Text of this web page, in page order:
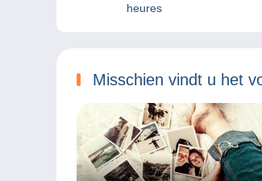
heures
Misschien vindt u het